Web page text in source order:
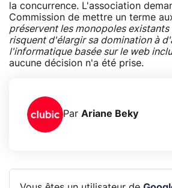
la concurrence. L'association
Commission de mettre un terme
préservent les monopoles
risquent d'élargir sa domination à
l'informatique basée sur le web
aucune décision n'a été prise.
Par Ariane Beky